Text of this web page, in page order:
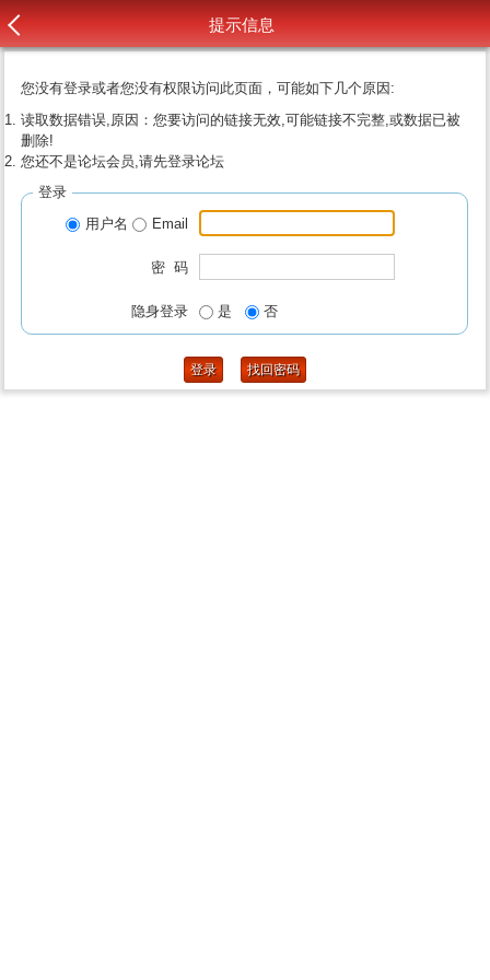
提示信息
您没有登录或者您没有权限访问此页面，可能如下几个原因:
读取数据错误,原因：您要访问的链接无效,可能链接不完整,或数据已被
删除!
您还不是论坛会员,请先登录论坛
登录
用户名
Email
密 码
隐身登录 是 否